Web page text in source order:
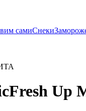
самиСнеки